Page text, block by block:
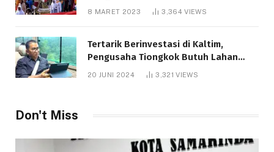
8 MARET 2023 3,364VIEWS
Tertarik Berinvestasi di Kaltim,
Pengusaha Tiongkok Butuh Lahan
1.000 Hektare
20 JUNI 2024 3,321VIEWS
Don't Miss